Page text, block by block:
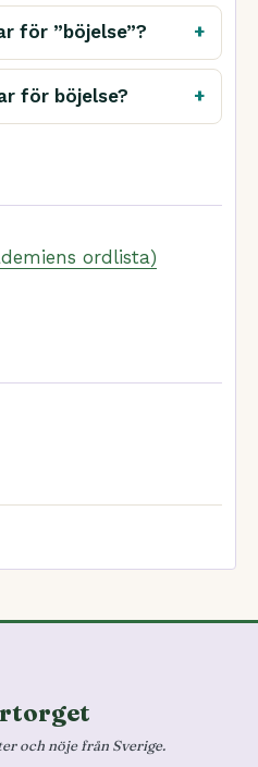
för ”böjelse”?
för böjelse?
ordlista)
och nöje från Sverige.